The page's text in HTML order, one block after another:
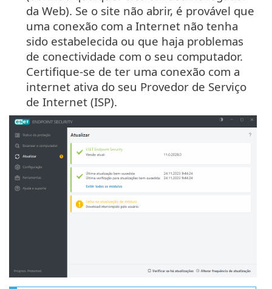
da Web). Se o site não abrir, é provável que
uma conexão com a Internet não tenha
sido estabelecida ou que haja problemas
de conectividade com o seu computador.
Certifique-se de ter uma conexão com a
internet ativa do seu Provedor de Serviço
de Internet (ISP).